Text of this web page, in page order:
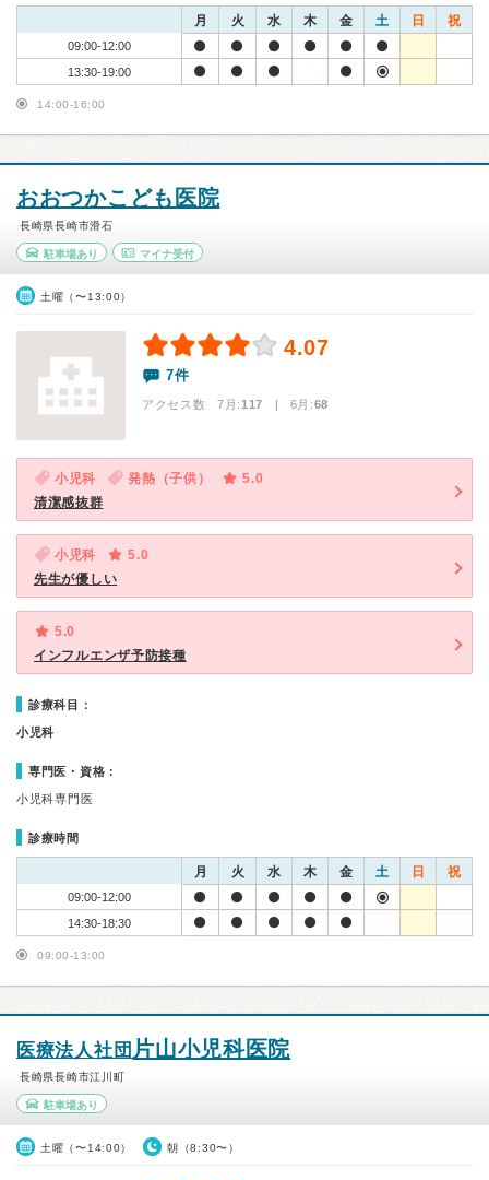
月 火 水 木 金 土 日 祝
09:00-12:00
13:30-19:00
14:00-16:00
おおつかこども医院
長崎県長崎市滑石
駐車場あり マイナ受付
土曜（〜13:00）
4.07
7件
アクセス数 7月:117 | 6月:68
小児科 発熱（子供）
5.0
清潔感抜群
小児科
5.0
先生が優しい
5.0
インフルエンザ予防接種
診療科目：
小児科
専門医・資格：
小児科専門医
診療時間
月 火 水 木 金 土 日 祝
09:00-12:00
14:30-18:30
09:00-13:00
医療法人社団 片山小児科医院
長崎県長崎市江川町
駐車場あり
土曜（〜14:00） 朝（8:30〜）